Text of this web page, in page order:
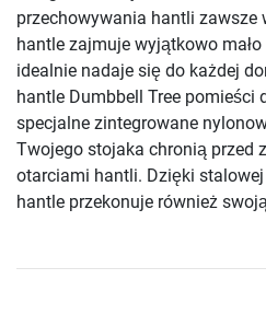
przechowywania hantli zawsze
hantle zajmuje wyjątkowo
idealnie nadaje się do każdej
hantle Dumbbell Tree pomieści
specjalne zintegrowane
Twojego stojaka chronią przed
otarciami hantli. Dzięki
hantle przekonuje również